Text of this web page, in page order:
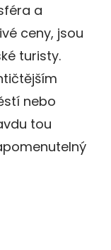
a
ceny, jsou
turisty.
nebo
tou